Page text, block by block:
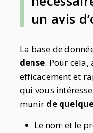
un avis
La base de
dense. Pour
efficacement et
qui vous
munir de
Le nom et le